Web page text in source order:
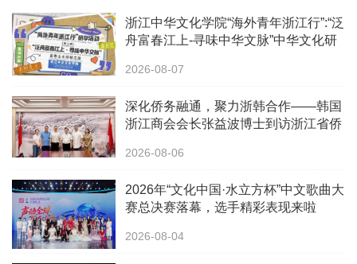
浙江中华文化学院“海外青年浙江行”:“泛
舟富春江上-寻味中华文脉”中华文化研
2026-08-07
深化侨务融通，聚力浙韩合作——韩国
浙江商会会长张益波博士到访浙江省侨
2026-08-06
2026年“文化中国·水立方杯”中文歌曲大
赛总决赛落幕，选手精彩表现来啦
2026-08-04